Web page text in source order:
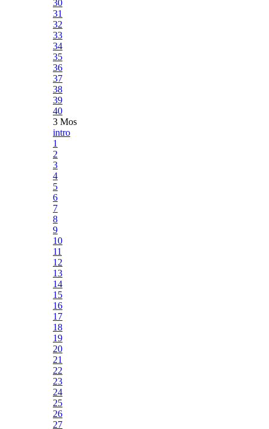
30
31
32
33
34
35
36
37
38
39
40
3 Mos
intro
1
2
3
4
5
6
7
8
9
10
11
12
13
14
15
16
17
18
19
20
21
22
23
24
25
26
27